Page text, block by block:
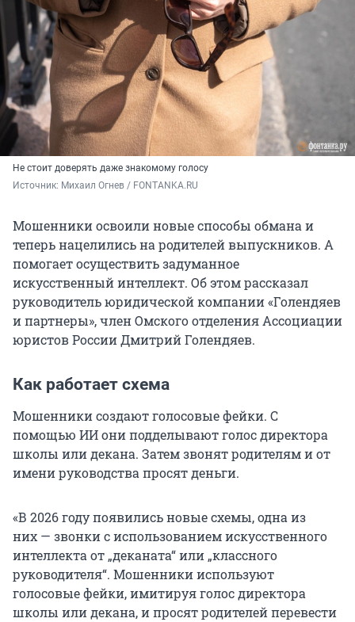
Не стоит доверять даже знакомому голосу
Источник: Михаил Огнев / FONTANKA.RU
Мошенники освоили новые способы обмана и
теперь нацелились на родителей выпускников. А
помогает осуществить задуманное
искусственный интеллект. Об этом рассказал
руководитель юридической компании «Голендяев
и партнеры», член Омского отделения Ассоциации
юристов России Дмитрий Голендяев.
Как работает схема
Мошенники создают голосовые фейки. С
помощью ИИ они подделывают голос директора
школы или декана. Затем звонят родителям и от
имени руководства просят деньги.
«В 2026 году появились новые схемы, одна из
них — звонки с использованием искусственного
интеллекта от „деканата“ или „классного
руководителя“. Мошенники используют
голосовые фейки, имитируя голос директора
школы или декана, и просят родителей перевести